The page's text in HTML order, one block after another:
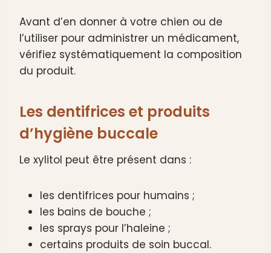
Avant d’en donner à votre chien ou de
l’utiliser pour administrer un médicament,
vérifiez systématiquement la composition
du produit.
Les dentifrices et produits
d’hygiène buccale
Le xylitol peut être présent dans :
les dentifrices pour humains ;
les bains de bouche ;
les sprays pour l’haleine ;
certains produits de soin buccal.